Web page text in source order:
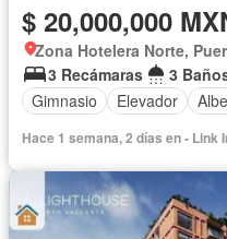
$ 20,000,000
Zona Hotelera Norte,
3 Recámaras
3
Gimnasio
Elevador
Hace 1 semana, 2 días en - Link